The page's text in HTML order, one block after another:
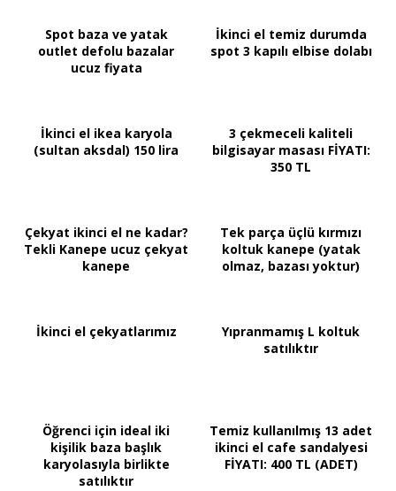
Spot baza ve yatak
outlet defolu bazalar
ucuz fiyata
İkinci el temiz durumda
spot 3 kapılı elbise dolabı
İkinci el ikea karyola
(sultan aksdal) 150 lira
3 çekmeceli kaliteli
bilgisayar masası FİYATI:
350 TL
Çekyat ikinci el ne kadar?
Tekli Kanepe ucuz çekyat
kanepe
Tek parça üçlü kırmızı
koltuk kanepe (yatak
olmaz, bazası yoktur)
İkinci el çekyatlarımız
Yıpranmamış L koltuk
satılıktır
Öğrenci için ideal iki
kişilik baza başlık
karyolasıyla birlikte
satılıktır
Temiz kullanılmış 13 adet
ikinci el cafe sandalyesi
FİYATI: 400 TL (ADET)